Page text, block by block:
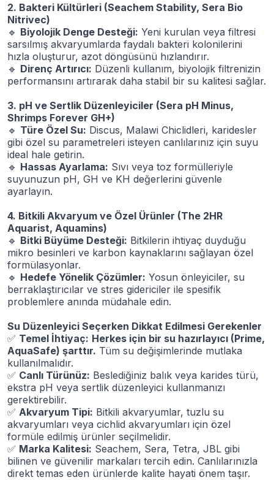
2. Bakteri Kültürleri (Seachem Stability, Sera Bio
Nitrivec)
🔹 Biyolojik Denge Desteği: Yeni kurulan veya filtresi
sarsılmış akvaryumlarda faydalı bakteri kolonilerini
hızla oluşturur, azot döngüsünü hızlandırır.
🔹 Direnç Artırıcı: Düzenli kullanım, biyolojik filtrenizin
performansını artırarak daha stabil bir su kalitesi sağlar.
3. pH ve Sertlik Düzenleyiciler (Sera pH Minus,
Shrimps Forever GH+)
🔹 Türe Özel Su: Discus, Malawi Chiclidleri, karidesler
gibi özel su parametreleri isteyen canlılarınız için suyu
ideal hale getirin.
🔹 Hassas Ayarlama: Sıvı veya toz formülleriyle
suyunuzun pH, GH ve KH değerlerini güvenle
ayarlayın.
4. Bitkili Akvaryum ve Özel Ürünler (The 2HR
Aquarist, Aquamins)
🔹 Bitki Büyüme Desteği: Bitkilerin ihtiyaç duyduğu
mikro besinleri ve karbon kaynaklarını sağlayan özel
formülasyonlar.
🔹 Hedefe Yönelik Çözümler: Yosun önleyiciler, su
berraklaştırıcılar ve stres gidericiler ile spesifik
problemlere anında müdahale edin.
Su Düzenleyici Seçerken Dikkat Edilmesi Gerekenler
✅ Temel İhtiyaç: Herkes için bir su hazırlayıcı (Prime,
AquaSafe) şarttır. Tüm su değişimlerinde mutlaka
kullanılmalıdır.
✅ Canlı Türünüz: Beslediğiniz balık veya karides türü,
ekstra pH veya sertlik düzenleyici kullanmanızı
gerektirebilir.
✅ Akvaryum Tipi: Bitkili akvaryumlar, tuzlu su
akvaryumları veya cichlid akvaryumları için özel
formüle edilmiş ürünler seçilmelidir.
✅ Marka Kalitesi: Seachem, Sera, Tetra, JBL gibi
bilinen ve güvenilir markaları tercih edin. Canlılarınızla
direkt temas eden ürünlerde kalite hayati önem taşır.